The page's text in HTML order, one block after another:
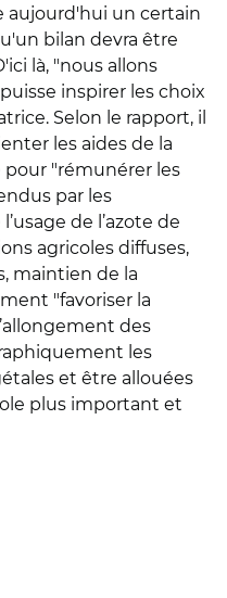
aujourd'hui un certain
bilan devra être
là, "nous allons
inspirer les choix
Selon le rapport, il
les aides de la
"rémunérer les
par les
de l’azote de
agricoles diffuses,
maintien de la
"favoriser la
des
les
et être allouées
plus important et